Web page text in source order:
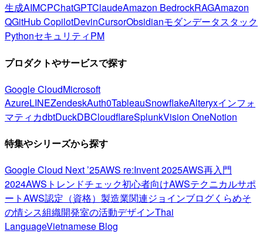
生成AIMCPChatGPTClaudeAmazon BedrockRAGAmazon
QGitHub CopilotDevinCursorObsidianモダンデータスタック
PythonセキュリティPM
プロダクトやサービスで探す
Google CloudMicrosoft
AzureLINEZendeskAuth0TableauSnowflakeAlteryxインフォ
マティカdbtDuckDBCloudflareSplunkVision OneNotion
特集やシリーズから探す
Google Cloud Next ’25AWS re:Invent 2025AWS再入門
2024AWSトレンドチェック初心者向けAWSテクニカルサポ
ートAWS認定（資格） 製造業関連ジョインブログくらめそ
の情シス組織開発室の活動デザインThai
LanguageVietnamese Blog